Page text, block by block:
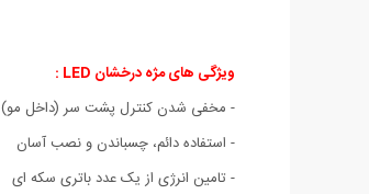
ویژگی های مژه درخشان LED :
- مخفی شدن کنترل پشت سر (داخل مو)
- استفاده دائم، چسباندن و نصب آسان
- تامین انرژی از یک عدد باتری سکه ای